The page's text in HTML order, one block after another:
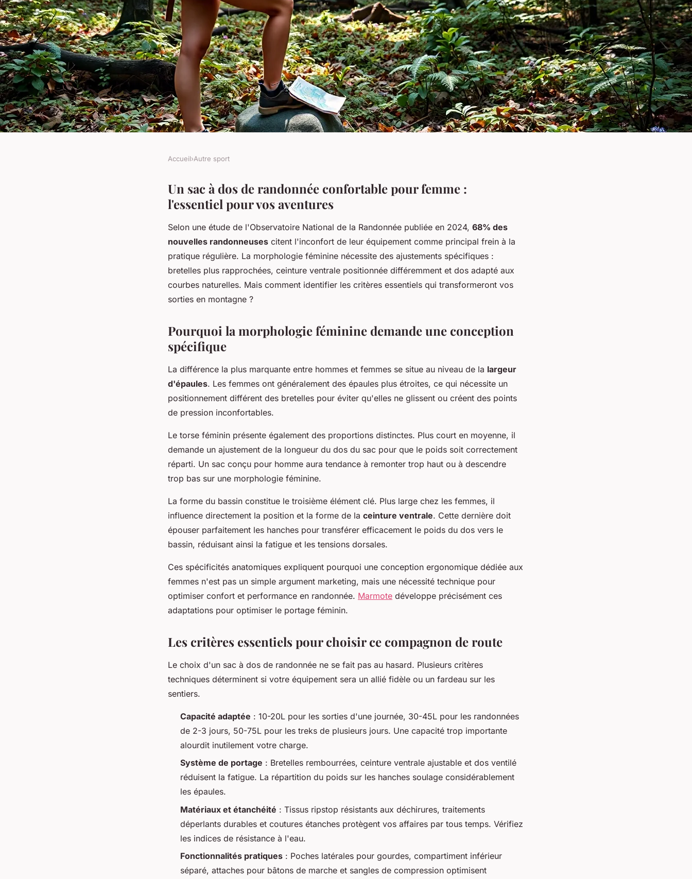
Sac à dos randonnée femme : le
confort à portée de main
Accueil›Autre sport
Un sac à dos de randonnée confortable pour femme :
l'essentiel pour vos aventures
Selon une étude de l'Observatoire National de la Randonnée publiée en 2024, 68% des
nouvelles randonneuses citent l'inconfort de leur équipement comme principal frein à la
pratique régulière. La morphologie féminine nécessite des ajustements spécifiques :
bretelles plus rapprochées, ceinture ventrale positionnée différemment et dos adapté aux
courbes naturelles. Mais comment identifier les critères essentiels qui transformeront vos
sorties en montagne ?
Pourquoi la morphologie féminine demande une conception
spécifique
La différence la plus marquante entre hommes et femmes se situe au niveau de la largeur
d'épaules. Les femmes ont généralement des épaules plus étroites, ce qui nécessite un
positionnement différent des bretelles pour éviter qu'elles ne glissent ou créent des points
de pression inconfortables.
Le torse féminin présente également des proportions distinctes. Plus court en moyenne, il
demande un ajustement de la longueur du dos du sac pour que le poids soit correctement
réparti. Un sac conçu pour homme aura tendance à remonter trop haut ou à descendre
trop bas sur une morphologie féminine.
La forme du bassin constitue le troisième élément clé. Plus large chez les femmes, il
influence directement la position et la forme de la ceinture ventrale. Cette dernière doit
épouser parfaitement les hanches pour transférer efficacement le poids du dos vers le
bassin, réduisant ainsi la fatigue et les tensions dorsales.
Ces spécificités anatomiques expliquent pourquoi une conception ergonomique dédiée aux
femmes n'est pas un simple argument marketing, mais une nécessité technique pour
optimiser confort et performance en randonnée. Marmote développe précisément ces
adaptations pour optimiser le portage féminin.
Les critères essentiels pour choisir ce compagnon de route
Le choix d'un sac à dos de randonnée ne se fait pas au hasard. Plusieurs critères
techniques déterminent si votre équipement sera un allié fidèle ou un fardeau sur les
sentiers.
Capacité adaptée : 10-20L pour les sorties d'une journée, 30-45L pour les randonnées
de 2-3 jours, 50-75L pour les treks de plusieurs jours. Une capacité trop importante
alourdit inutilement votre charge.
Système de portage : Bretelles rembourrées, ceinture ventrale ajustable et dos ventilé
réduisent la fatigue. La répartition du poids sur les hanches soulage considérablement
les épaules.
Matériaux et étanchéité : Tissus ripstop résistants aux déchirures, traitements
déperlants durables et coutures étanches protègent vos affaires par tous temps. Vérifiez
les indices de résistance à l'eau.
Fonctionnalités pratiques : Poches latérales pour gourdes, compartiment inférieur
séparé, attaches pour bâtons de marche et sangles de compression optimisent